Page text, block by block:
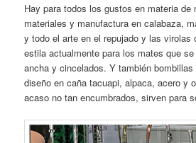
Hay para todos los gustos en materia de
materiales y manufactura en calabaza,
y todo el arte en el repujado y las virolas
estila actualmente para los mates que
ancha y cincelados. Y también
diseño en caña tacuapi, alpaca, acero y
acaso no tan encumbrados, sirven para